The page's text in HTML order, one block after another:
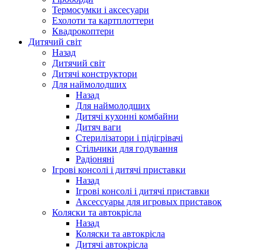
Термосумки і аксесуари
Ехолоти та картплоттери
Квадрокоптери
Дитячий світ
Назад
Дитячий світ
Дитячі конструктори
Для наймолодших
Назад
Для наймолодших
Дитячі кухонні комбайни
Дитяч ваги
Стерилізатори і підігрівачі
Стільчики для годування
Радіоняні
Ігрові консолі і дитячі приставки
Назад
Ігрові консолі і дитячі приставки
Аксессуары для игровых приставок
Коляски та автокрісла
Назад
Коляски та автокрісла
Дитячі автокрісла